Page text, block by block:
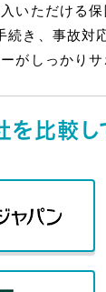
いただける保
続き、事故対
がしっかりサ
を 比較し